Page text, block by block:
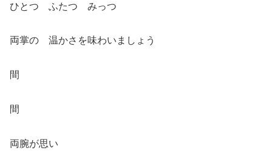
ひとつ ふたつ みっつ
両掌の 温かさを味わいましょう
間
間
両腕が思い